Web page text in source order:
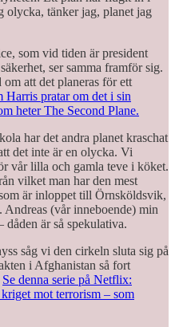
olycka, tänker jag, planet jag
som vid tiden är president
ser samma framför sig.
att det planeras för ett
Harris pratar om det i sin
heter The Second Plane.
har det andra planet kraschat
det inte är en olycka. Vi
vår lilla och gamla teve i köket.
vilket man har den mest
är inloppet till Örnsköldsvik,
(vår inneboende) min
dåden är så spekulativa.
såg vi den cirkeln sluta sig på
i Afghanistan så fort
Se denna serie på Netflix:
mot terrorism – som